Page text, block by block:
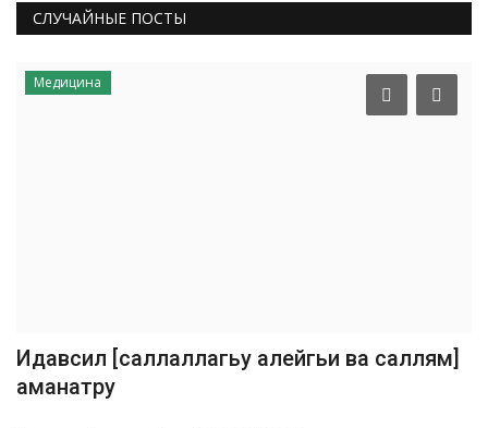
СЛУЧАЙНЫЕ ПОСТЫ
Медицина
Идавсил [саллаллагьу алейгьи ва саллям]
аманатру